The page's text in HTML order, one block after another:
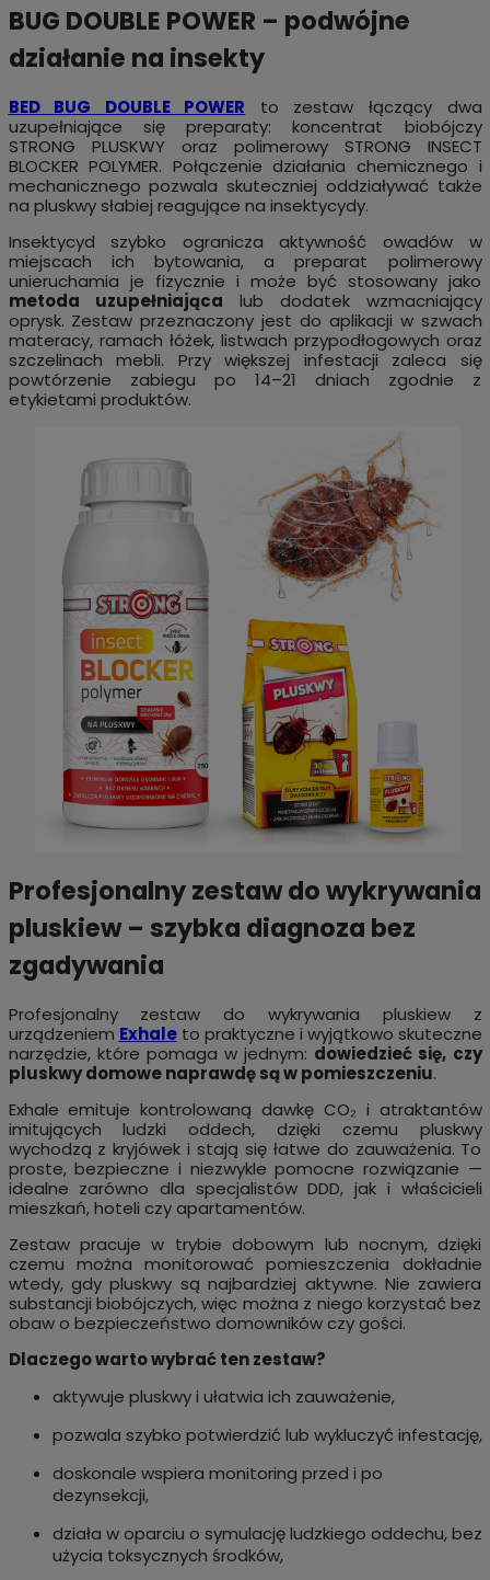
BUG DOUBLE POWER – podwójne
działanie na insekty
BED BUG DOUBLE POWER to zestaw łączący dwa
uzupełniające się preparaty: koncentrat biobójczy
STRONG PLUSKWY oraz polimerowy STRONG INSECT
BLOCKER POLYMER. Połączenie działania chemicznego i
mechanicznego pozwala skuteczniej oddziaływać także
na pluskwy słabiej reagujące na insektycydy.
Insektycyd szybko ogranicza aktywność owadów w
miejscach ich bytowania, a preparat polimerowy
unieruchamia je fizycznie i może być stosowany jako
metoda uzupełniająca lub dodatek wzmacniający
oprysk. Zestaw przeznaczony jest do aplikacji w szwach
materacy, ramach łóżek, listwach przypodłogowych oraz
szczelinach mebli. Przy większej infestacji zaleca się
powtórzenie zabiegu po 14–21 dniach zgodnie z
etykietami produktów.
Profesjonalny zestaw do wykrywania
pluskiew – szybka diagnoza bez
zgadywania
Profesjonalny zestaw do wykrywania pluskiew z
urządzeniem Exhaleto praktyczne i wyjątkowo skuteczne
narzędzie, które pomaga w jednym: dowiedzieć się, czy
pluskwy domowe naprawdę są w pomieszczeniu.
Exhale emituje kontrolowaną dawkę CO₂ i atraktantów
imitujących ludzki oddech, dzięki czemu pluskwy
wychodzą z kryjówek i stają się łatwe do zauważenia. To
proste, bezpieczne i niezwykle pomocne rozwiązanie —
idealne zarówno dla specjalistów DDD, jak i właścicieli
mieszkań, hoteli czy apartamentów.
Zestaw pracuje w trybie dobowym lub nocnym, dzięki
czemu można monitorować pomieszczenia dokładnie
wtedy, gdy pluskwy są najbardziej aktywne. Nie zawiera
substancji biobójczych, więc można z niego korzystać bez
obaw o bezpieczeństwo domowników czy gości.
Dlaczego warto wybrać ten zestaw?
aktywuje pluskwy i ułatwia ich zauważenie,
pozwala szybko potwierdzić lub wykluczyć infestację,
doskonale wspiera monitoring przed i po
dezynsekcji,
działa w oparciu o symulację ludzkiego oddechu, bez
użycia toksycznych środków,